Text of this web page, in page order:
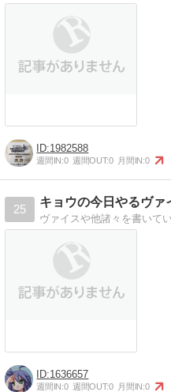
1982588
週間IN:0 週間OUT:0 月間IN:0
25
キョウの今日やるヴァ
ヴァイスや他諸々を書いてい
1636657
週間IN:0 週間OUT:0 月間IN:0